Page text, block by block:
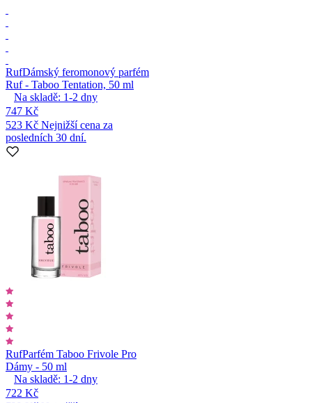
RufDámský feromonový parfém
Ruf - Taboo Tentation, 50 ml
Na skladě: 1-2 dny
747 Kč
523 Kč Nejnižší cena za
posledních 30 dní.
RufParfém Taboo Frivole Pro
Dámy - 50 ml
Na skladě: 1-2 dny
722 Kč